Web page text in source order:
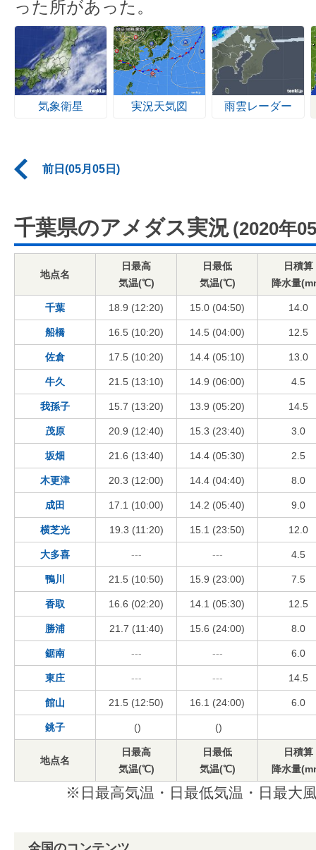
った所があった。
気象衛星 実況天気図 雨雲レーダー
前日(05月05日)
千葉県のアメダス実況 (2020年
地点名
日最高
気温(℃)
日最低
気温(℃)
日積算
降水量
千葉 18.9 (12:20) 15.0 (04:50) 14.0
船橋 16.5 (10:20) 14.5 (04:00) 12.5
佐倉 17.5 (10:20) 14.4 (05:10) 13.0
牛久 21.5 (13:10) 14.9 (06:00) 4.5
我孫子 15.7 (13:20) 13.9 (05:20) 14.5
茂原 20.9 (12:40) 15.3 (23:40) 3.0
坂畑 21.6 (13:40) 14.4 (05:30) 2.5
木更津 20.3 (12:00) 14.4 (04:40) 8.0
成田 17.1 (10:00) 14.2 (05:40) 9.0
横芝光 19.3 (11:20) 15.1 (23:50) 12.0
大多喜 --- --- 4.5
鴨川 21.5 (10:50) 15.9 (23:00) 7.5
香取 16.6 (02:20) 14.1 (05:30) 12.5
勝浦 21.7 (11:40) 15.6 (24:00) 8.0
鋸南 --- --- 6.0
東庄 --- --- 14.5
館山 21.5 (12:50) 16.1 (24:00) 6.0
銚子 () ()
地点名
日最高
気温(℃)
日最低
気温(℃)
日積算
降水量
※日最高気温・日最低気温・日最大